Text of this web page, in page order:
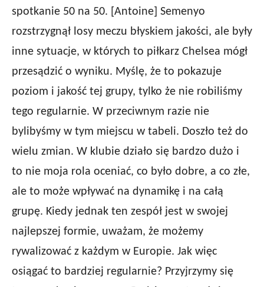
spotkanie 50 na 50. [Antoine] Semenyo
rozstrzygnął losy meczu błyskiem jakości, ale były
inne sytuacje, w których to piłkarz Chelsea mógł
przesądzić o wyniku. Myślę, że to pokazuje
poziom i jakość tej grupy, tylko że nie robiliśmy
tego regularnie. W przeciwnym razie nie
bylibyśmy w tym miejscu w tabeli. Doszło też do
wielu zmian. W klubie działo się bardzo dużo i
to nie moja rola oceniać, co było dobre, a co złe,
ale to może wpływać na dynamikę i na całą
grupę. Kiedy jednak ten zespół jest w swojej
najlepszej formie, uważam, że możemy
rywalizować z każdym w Europie. Jak więc
osiągać to bardziej regularnie? Przyjrzymy się